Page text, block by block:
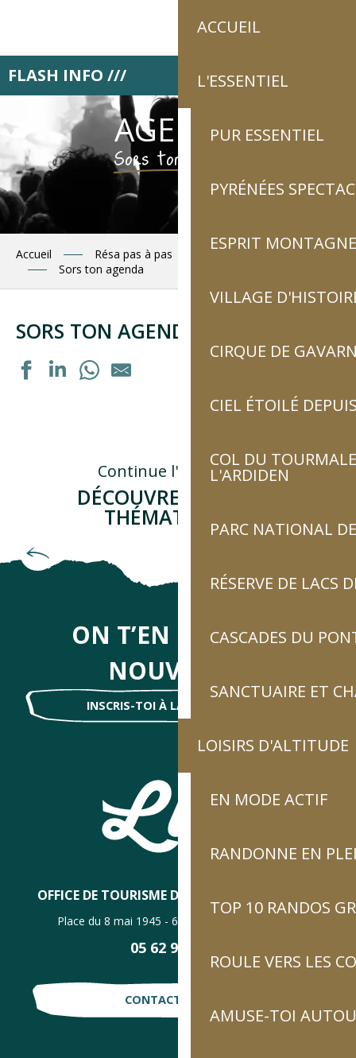
principal
FLASH INFO /// Retrouve Luz
ACCUEIL
L'ESSENTIEL
PUR ESSENTIEL
PYRÉNÉES
ESPRIT MONTAGNE
VILLAGE
CIRQUE DE
CIEL ÉTOILÉ
COL DU
L'ARDIDEN
PARC NATIONAL
RÉSERVE DE LACS
CASCADES DU
SANCTUAIRE ET
LOISIRS D'ALTITUDE
EN MODE ACTIF
RANDONNE EN
TOP 10 RANDOS
ROULE VERS LES
AMUSE-TOI
AGENDA
Sors ton agenda !
Accueil Résa pas à pas
Planifie tes journées
Sors ton agenda
SORS TON AGENDA
Dégustation de vins régionaux
Ateliers de dégustation de produits locaux : vins locaux
Exposition peinture à l'huile
Exposition "La septième vallée" de Guillaume Noury
Formation personnalisée : "Acquérir les bons gestes en
Portes ouvertes de la ferme
Les Nocturnes du Chili - "Soirée Montagnarde"
Continue l'aventure...
DÉCOUVRE D'AUTRES
THÉMATIQUES !
ON T’EN DIRA DES
NOUVELLES
INSCRIS-TOI À LA NEWSLETTER !
OFFICE DE TOURISME DE LUZ-SAINT-SAUVEUR
Place du 8 mai 1945 - 65120 Luz-Saint-Sauveur
05 62 92 30 30
CONTACTE-NOUS !